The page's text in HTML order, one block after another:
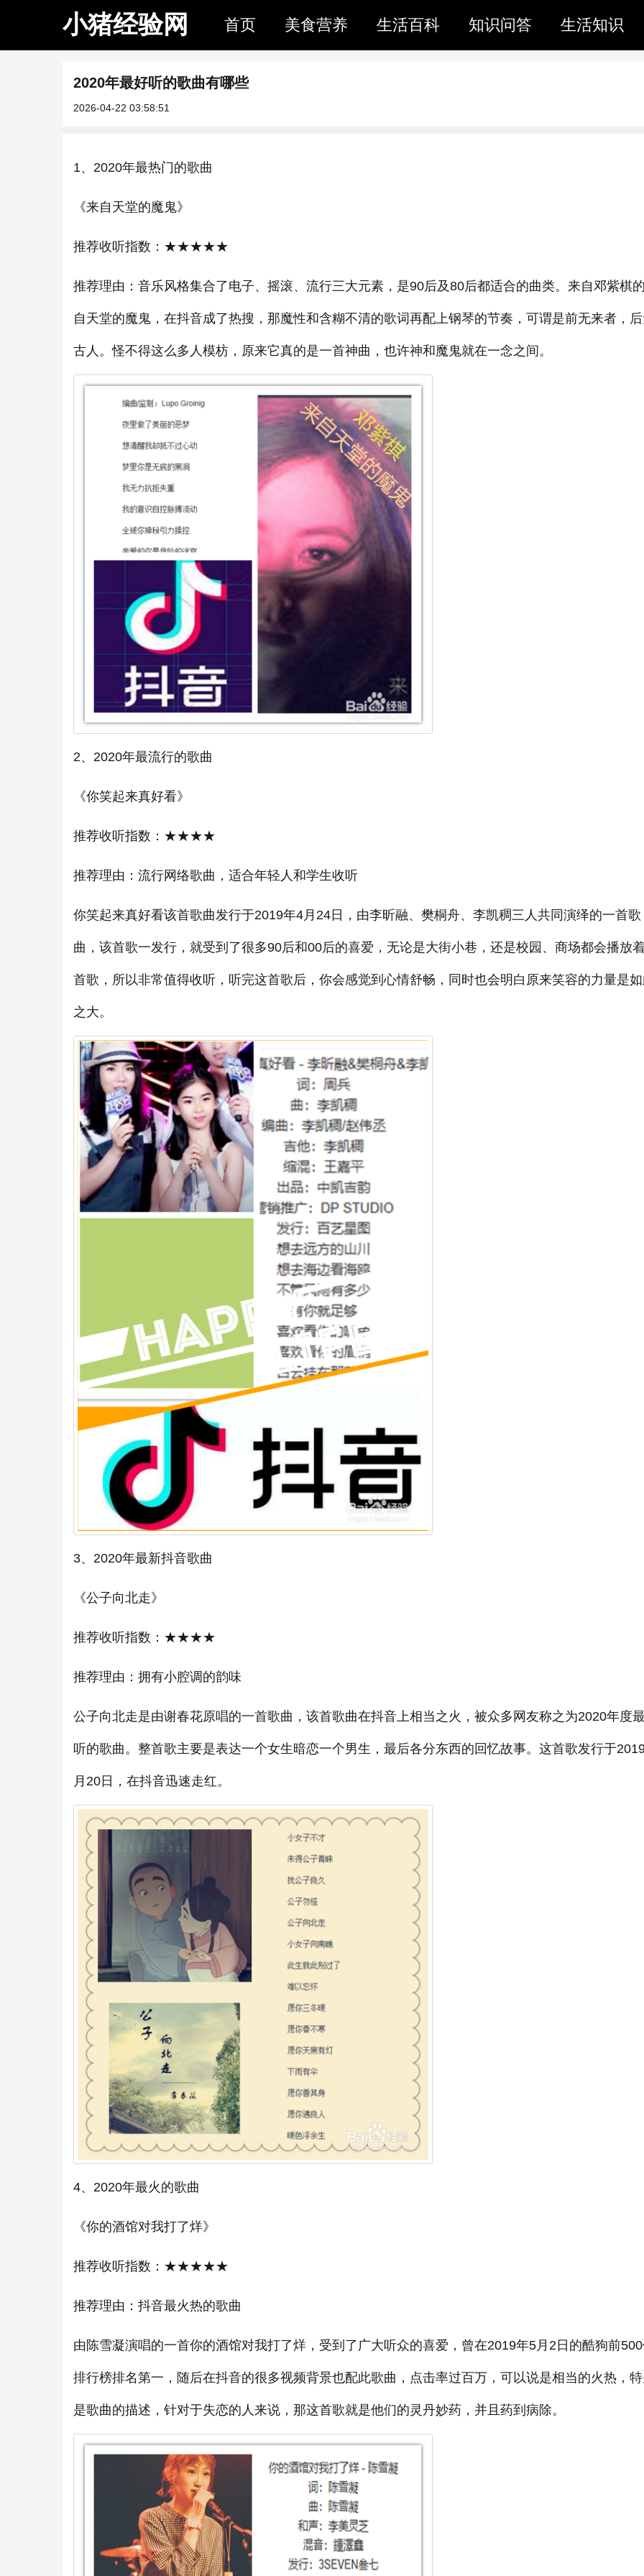
小猪经验网 首页 美食营养 生活百科 知识问答 生活知识
2020年最好听的歌曲有哪些
2026-04-22 03:58:51
1、2020年最热门的歌曲
《来自天堂的魔鬼》
推荐收听指数：★★★★★
推荐理由：音乐风格集合了电子、摇滚、流行三大元素，是90后及80后都适合的曲类。来自邓紫棋
自天堂的魔鬼，在抖音成了热搜，那魔性和含糊不清的歌词再配上钢琴的节奏，可谓是前无来者，
古人。怪不得这么多人模枋，原来它真的是一首神曲，也许神和魔鬼就在一念之间。
2、2020年最流行的歌曲
《你笑起来真好看》
推荐收听指数：★★★★
推荐理由：流行网络歌曲，适合年轻人和学生收听
你笑起来真好看该首歌曲发行于2019年4月24日，由李昕融、樊桐舟、李凯稠三人共同演绎的一首歌
曲，该首歌一发行，就受到了很多90后和00后的喜爱，无论是大街小巷，还是校园、商场都会播放
首歌，所以非常值得收听，听完这首歌后，你会感觉到心情舒畅，同时也会明白原来笑容的力量是
之大。
3、2020年最新抖音歌曲
《公子向北走》
推荐收听指数：★★★★
推荐理由：拥有小腔调的韵味
公子向北走是由谢春花原唱的一首歌曲，该首歌曲在抖音上相当之火，被众多网友称之为2020年度
听的歌曲。整首歌主要是表达一个女生暗恋一个男生，最后各分东西的回忆故事。这首歌发行于
月20日，在抖音迅速走红。
4、2020年最火的歌曲
《你的酒馆对我打了烊》
推荐收听指数：★★★★★
推荐理由：抖音最火热的歌曲
由陈雪凝演唱的一首你的酒馆对我打了烊，受到了广大听众的喜爱，曾在2019年5月2日的酷狗前
排行榜排名第一，随后在抖音的很多视频背景也配此歌曲，点击率过百万，可以说是相当的火热，
是歌曲的描述，针对于失恋的人来说，那这首歌就是他们的灵丹妙药，并且药到病除。